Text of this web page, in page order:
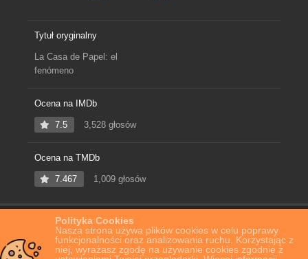
Polityka Cookies
Nasza strona używa plików cookies w celu poprawy
funkcjonalności oraz analizowania ruchu. Korzystając z
niej, wyrażasz zgodę na używanie cookies zgodnie z
Tytuł oryginalny
La Casa de Papel: el
fenómeno
Ocena na IMDb
7.5 3,528 głosów
Ocena na TMDb
7.467 1,009 głosów
Film Online Dom z papieru: Globalny fenomen